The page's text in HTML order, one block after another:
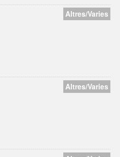
Altres/Varies
Altres/Varies